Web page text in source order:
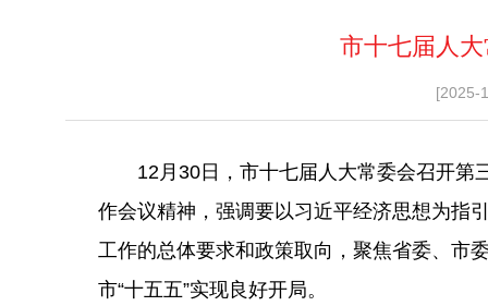
市十七届人
[2025-
12月30日，市十七届人大常委会召开第
作会议精神，强调要以习近平经济思想为指
工作的总体要求和政策取向，聚焦省委、市
市“十五五”实现良好开局。